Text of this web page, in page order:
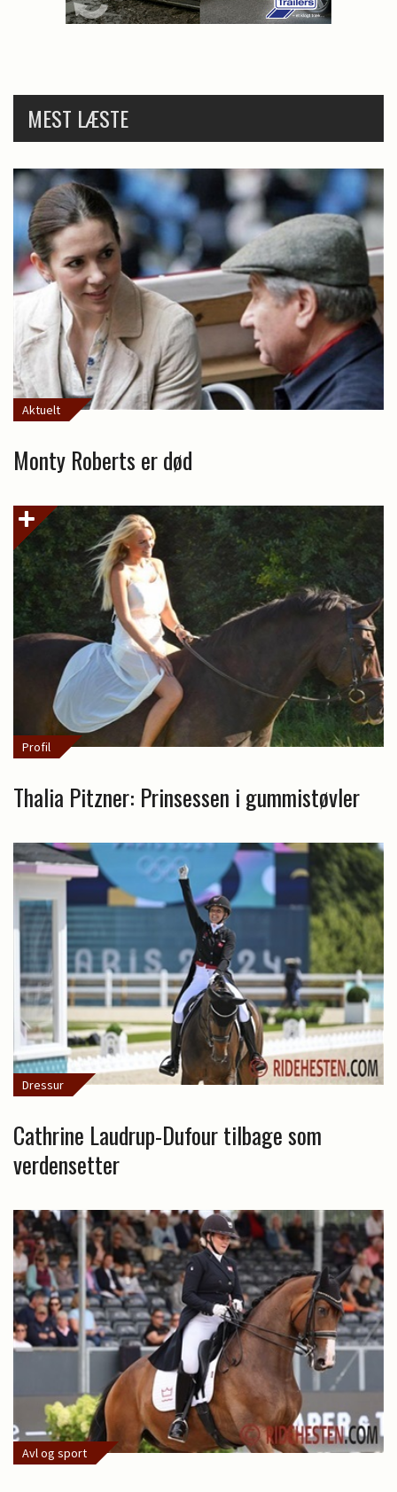
MEST LÆSTE
Aktuelt
Monty Roberts er død
Profil
Thalia Pitzner: Prinsessen i gummistøvler
Dressur
Cathrine Laudrup-Dufour tilbage som
verdensetter
Avl og sport